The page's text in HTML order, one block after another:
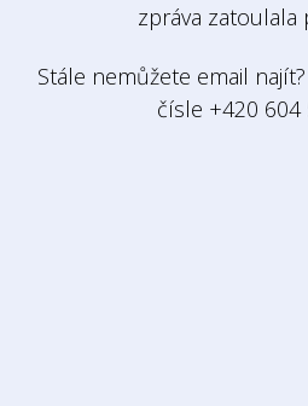
zpráva zatoulala
Stále nemůžete email
čísle +420 604